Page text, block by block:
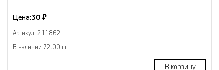
Цена:30 ₽
Артикул: 211862
В наличии 72.00 шт
В корзину